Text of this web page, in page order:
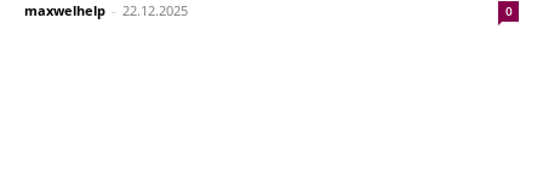
maxwelhelp - 22.12.2025 0